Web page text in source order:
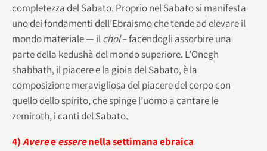
completezza del Sabato. Proprio nel Sabato si manifesta
uno dei fondamenti dell’Ebraismo che tende ad elevare il
mondo materiale — ilchol– facendogli assorbire una
parte della kedushà del mondo superiore. L’Onegh
shabbath, il piacere e la gioia del Sabato, è la
composizione meravigliosa del piacere del corpo con
quello dello spirito, che spinge l’uomo a cantare le
zemiroth, i canti del Sabato.
4)Avereeesserenella settimana ebraica